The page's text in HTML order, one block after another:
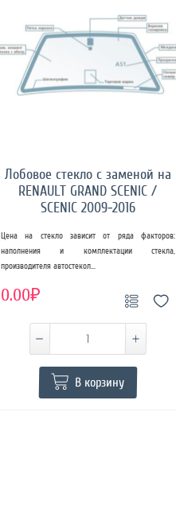
Лобовое стекло с заменой на
RENAULT GRAND SCENIC /
SCENIC 2009-2016
Цена на стекло зависит от ряда факторов:
наполнения и комплектации стекла,
производителя автостекол...
0.00₽
В корзину